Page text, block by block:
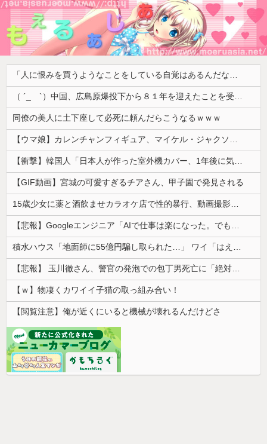
「人に恨みを買うようなことをしている自覚はあるんだな」と高市首相を嘲笑った左派、平和記念式典での演説にケチを付けるも……
（ ´_ゝ`）中国、広島原爆投下から８１年を迎えたことを受け「日本は原爆被害者の立場で同情を買おうとするのを止めろ」
同僚の美人に土下座して必死に頼んだらこうなるｗｗｗ
【ウマ娘】カレンチャンフィギュア、マイケル・ジャクソンみたいになってしまう
【衝撃】韓国人「日本人が作った室外機カバー、1年後に気づく」
【GIF動画】宮城の可愛すぎるチアさん、甲子園で発見される
15歳少女に薬と酒飲ませカラオケ店で性的暴行、動画撮影 54歳無職を再逮捕 動画770本も見つかる
【悲報】Googleエンジニア「AIで仕事は楽になった。でも、つまらなくなった」
積水ハウス「地面師に55億円騙し取られた…」 ワイ「はえーかわいそう…会社滅茶苦茶やろなぁ」
【悲報】 玉川徹さん、警官の発泡での包丁男死亡に「絶対に死刑にならない罪なのに警察が死刑にした！」 → 元警官のマジレスがコチラ → ………
【ｗ】物凄くカワイイ子猫の取っ組み合い！
【閲覧注意】俺が近くにいると機械が壊れるんだけどさ